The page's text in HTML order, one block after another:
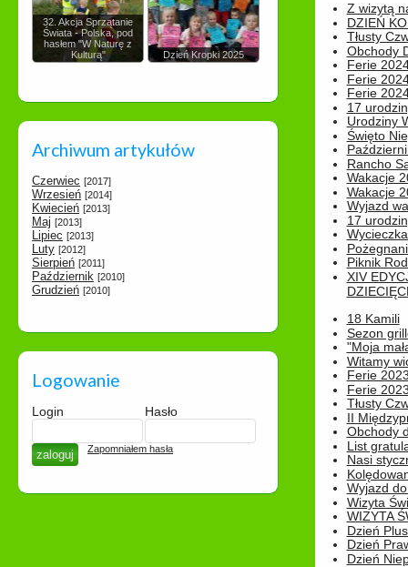
32. Akcja Sprzątanie
Świata - Polska, pod
hasłem "W Naturę z
Kulturą"
Dzień Kropki 2025
Archiwum artykułów
Czerwiec [2017]
Wrzesień [2014]
Kwiecień [2013]
Maj [2013]
Lipiec [2013]
Luty [2012]
Sierpień [2011]
Październik [2010]
Grudzień [2010]
Logowanie
Login Hasło
Zapomniałem hasła
Z wizytą
DZIEŃ
Tłusty
Obchody
Ferie
Ferie
Ferie
17
Urodziny
Święto
Rancho
Wakacje
Wakacje
Wyjazd
17
Piknik
XIV
18 Kamili
Sezon
"Moja
Witamy
Ferie
Ferie
Tłusty
II
Obchody
List
Nasi
Wyjazd
Wizyta
WIZYTA
Dzień
Dzień
Dzień